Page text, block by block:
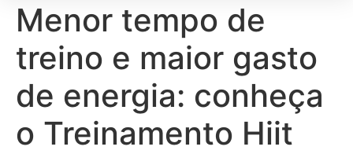
Menor tempo de
treino e maior gasto
de energia: conheça
o Treinamento Hiit